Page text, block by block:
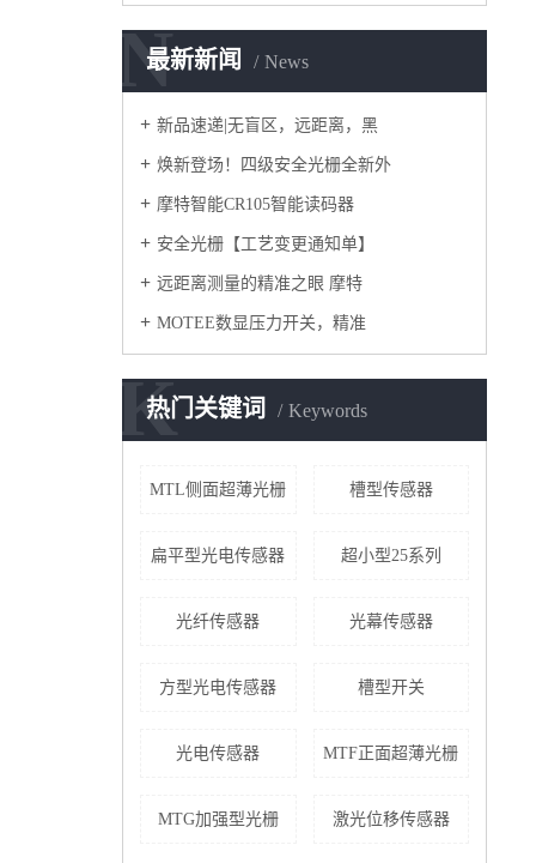
最新新闻 News
N
新品速递|无盲区，远距离，黑
焕新登场！四级安全光栅全新外
摩特智能CR105智能读码器
安全光栅【工艺变更通知单】
远距离测量的精准之眼 摩特
MOTEE数显压力开关，精准
热门关键词 Keywords
K
MTL侧面超薄光栅 槽型传感器
扁平型光电传感器 超小型25系列
光纤传感器 光幕传感器
方型光电传感器 槽型开关
光电传感器 MTF正面超薄光栅
MTG加强型光栅 激光位移传感器